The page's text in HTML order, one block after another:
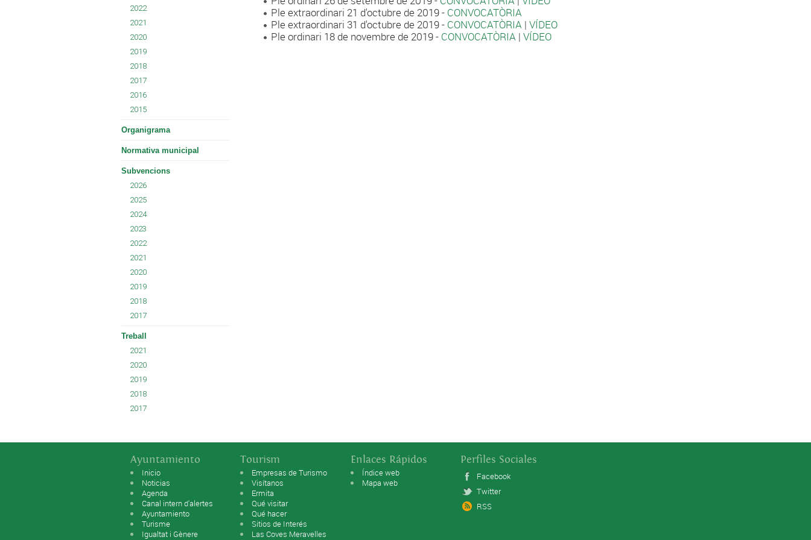
2022
2021
2020
2019
2018
2017
2016
2015
Organigrama
Normativa municipal
Subvencions
2026
2025
2024
2023
2022
2021
2020
2019
2018
2017
Treball
2021
2020
2019
2018
2017
Ple extraordinari 21 d'octubre de 2019 - CONVOCATÒRIA
Ple extraordinari 31 d'octubre de 2019 - CONVOCATÒRIA | VÍDEO
Ple ordinari 18 de novembre de 2019 - CONVOCATÒRIA | VÍDEO
Ayuntamiento
Inicio
Noticias
Agenda
Canal intern d'alertes
Ayuntamiento
Turisme
Igualtat i Gènere
Tourism
Empresas de Turismo
Visítanos
Ermita
Qué visitar
Qué hacer
Sitios de Interés
Las Coves Meravelles
Enlaces Rápidos
Índice web
Mapa web
Perfiles Sociales
Facebook
Twitter
RSS